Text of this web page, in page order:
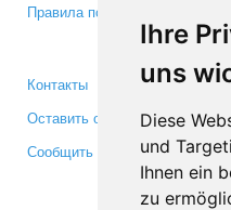
Ihre
uns
Diese
und
Ihnen ein
zu
Правила пользования
Контакты
Оставить отзыв
Сообщить об ошибке